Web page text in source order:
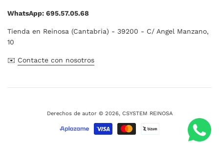
WhatsApp: 695.57.05.68
Tienda en Reinosa (Cantabria) - 39200 - C/ Angel Manzano,
10
✉️ Contacte con nosotros
Derechos de autor © 2026, CSYSTEM REINOSA
Métodos